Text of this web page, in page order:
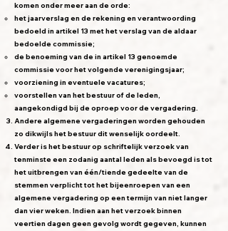
komen onder meer aan de orde:
het jaarverslag en de rekening en verantwoording
bedoeld in artikel 13 met het verslag van de aldaar
bedoelde commissie;
de benoeming van de in artikel 13 genoemde
commissie voor het volgende verenigingsjaar;
voorziening in eventuele vacatures;
voorstellen van het bestuur of de leden,
aangekondigd bij de oproep voor de vergadering.
Andere algemene vergaderingen worden gehouden
zo dikwijls het bestuur dit wenselijk oordeelt.
Verder is het bestuur op schriftelijk verzoek van
tenminste een zodanig aantal leden als bevoegd is tot
het uitbrengen van één/tiende gedeelte van de
stemmen verplicht tot het bijeenroepen van een
algemene vergadering op een termijn van niet langer
dan vier weken. Indien aan het verzoek binnen
veertien dagen geen gevolg wordt gegeven, kunnen